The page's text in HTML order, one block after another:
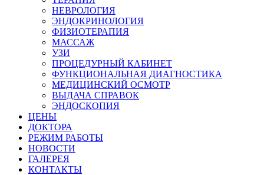
НЕВРОЛОГИЯ
ЭНДОКРИНОЛОГИЯ
ФИЗИОТЕРАПИЯ
МАССАЖ
УЗИ
ПРОЦЕДУРНЫЙ КАБИНЕТ
ФУНКЦИОНАЛЬНАЯ ДИАГНОСТИКА
МЕДИЦИНСКИЙ ОСМОТР
ВЫДАЧА СПРАВОК
ЭНДОСКОПИЯ
ЦЕНЫ
ДОКТОРА
РЕЖИМ РАБОТЫ
НОВОСТИ
ГАЛЕРЕЯ
КОНТАКТЫ